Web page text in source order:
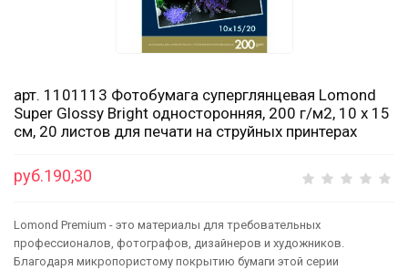
арт. 1101113 Фотобумага суперглянцевая Lomond
Super Glossy Bright односторонняя, 200 г/м2, 10 x 15
см, 20 листов для печати на струйных принтерах
руб.190,30
Lomond Premium - это материалы для требовательных
профессионалов, фотографов, дизайнеров и художников.
Благодаря микропористому покрытию бумаги этой серии